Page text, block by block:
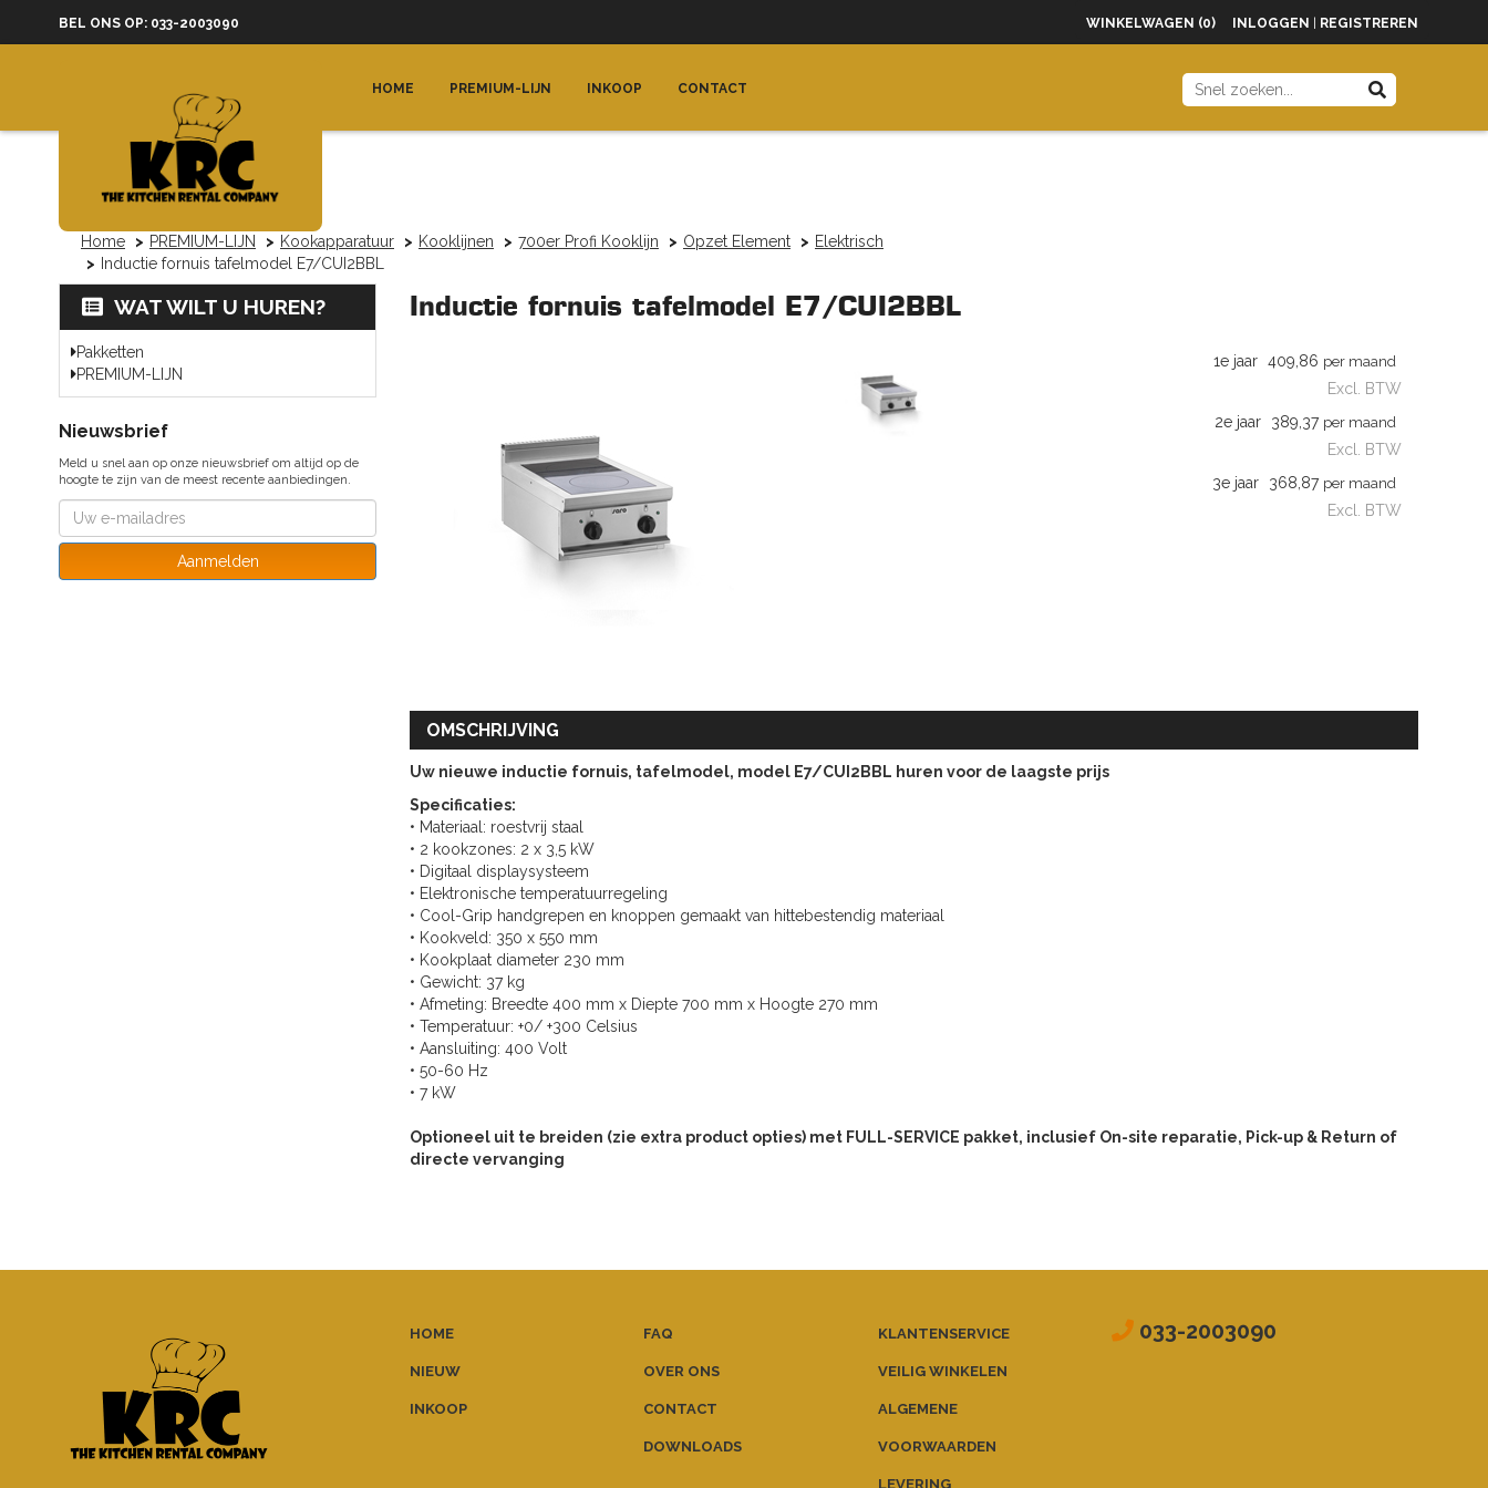
BEL ONS OP: 033-2003090 WINKELWAGEN (0) INLOGGEN REGISTREREN
HOME PREMIUM-LIJN INKOOP CONTACT
Home PREMIUM-LIJN Kookapparatuur Kooklijnen 700er Profi Kooklijn Opzet Element
Elektrisch
Inductie fornuis tafelmodel E7/CUI2BBL
WAT WILT U HUREN?
Pakketten
PREMIUM-LIJN
Nieuwsbrief
Meld u snel aan op onze nieuwsbrief om altijd op de
hoogte te zijn van de meest recente aanbiedingen.
Aanmelden
Inductie fornuis tafelmodel E7/CUI2BBL
1e jaar 409,86 per maand
Excl. BTW
2e jaar
389,37 per maand
Excl. BTW
3e jaar
368,87 per maand
Excl. BTW
OMSCHRIJVING
Uw nieuwe inductie fornuis, tafelmodel, model E7/CUI2BBL huren voor de laagste prijs
Specificaties:
• Materiaal: roestvrij staal
• 2 kookzones: 2 x 3,5 kW
• Digitaal displaysysteem
• Elektronische temperatuurregeling
• Cool-Grip handgrepen en knoppen gemaakt van hittebestendig materiaal
• Kookveld: 350 x 550 mm
• Kookplaat diameter 230 mm
• Gewicht: 37 kg
• Afmeting: Breedte 400 mm x Diepte 700 mm x Hoogte 270 mm
• Temperatuur: +0/ +300 Celsius
• Aansluiting: 400 Volt
• 50-60 Hz
• 7 kW
Optioneel uit te breiden (zie extra product opties) met FULL-SERVICE pakket, inclusief On-site reparatie, Pick-up & Return of
directe vervanging
HOME
NIEUW
INKOOP
FAQ
OVER ONS
CONTACT
DOWNLOADS
KLANTENSERVICE
VEILIG WINKELEN
ALGEMENE
VOORWAARDEN
LEVERING
033-2003090